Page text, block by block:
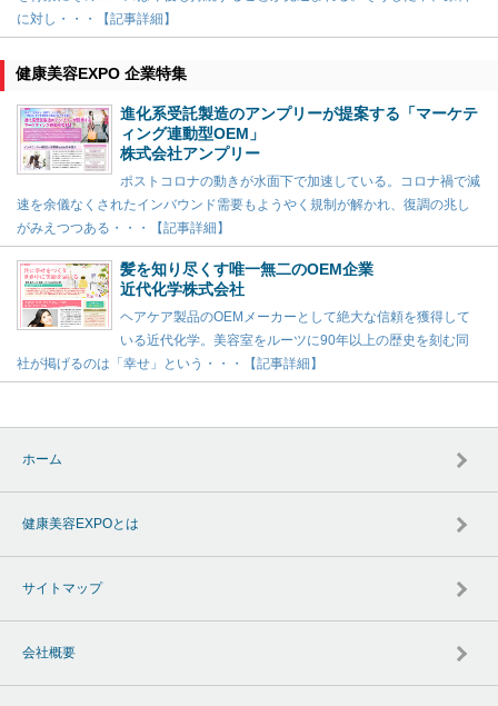
に対し・・・【記事詳細】
健康美容EXPO 企業特集
進化系受託製造のアンプリーが提案する「マーケテ
ィング連動型OEM」
株式会社アンプリー
ポストコロナの動きが水面下で加速している。コロナ禍で減
速を余儀なくされたインバウンド需要もようやく規制が解かれ、復調の兆し
がみえつつある・・・【記事詳細】
髪を知り尽くす唯一無二のOEM企業
近代化学株式会社
ヘアケア製品のOEMメーカーとして絶大な信頼を獲得して
いる近代化学。美容室をルーツに90年以上の歴史を刻む同
社が掲げるのは「幸せ」という・・・【記事詳細】
ホーム
健康美容EXPOとは
サイトマップ
会社概要